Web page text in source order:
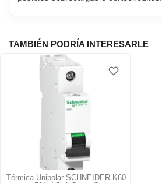
TAMBIÉN PODRÍA INTERESARLE
Térmica Unipolar SCHNEIDER K60
favorite_border